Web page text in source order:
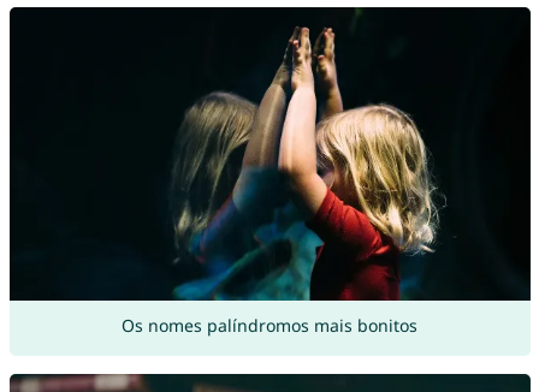
Os nomes palíndromos mais bonitos